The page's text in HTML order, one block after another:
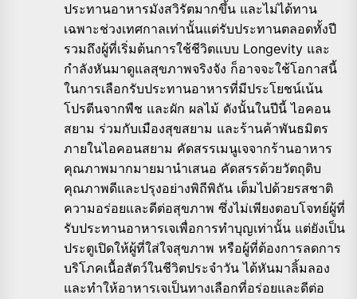
ประทานอาหารมังสวิรัตมากขึ้น และไม่ได้ทาน
เฉพาะช่วงเทศกาลเท่านั้นแต่รับประทานตลอดทั้งปี
รวมถึงผู้ที่เริ่มต้นการใช้ชีวิตแบบ Longevity และ
กำลังหันมาดูแลสุขภาพจริงจัง ก็อาจจะใช้โอกาสนี้
ในการเลือกรับประทานอาหารที่มีประโยชน์เน้น
โปรตีนจากพืช และผัก ผลไม้ ดังนั้นในปีนี้ ไอคอน
สยาม ร่วมกับเมืองสุขสยาม และร้านค้าพันธมิตร
ภายในไอคอนสยาม คัดสรรเมนูเจจากร้านอาหาร
คุณภาพมากมายมานำเสนอ คัดสรรด้วยวัตถุดิบ
คุณภาพดีและปรุงอย่างพิถีพิถัน เต็มไปด้วยรสชาติ
ความอร่อยและดีต่อสุขภาพ ซึ่งไม่เพียงตอบโจทย์ผู้ที่
รับประทานอาหารเจเพื่อการทำบุญเท่านั้น แต่ยังเป็น
ประตูเปิดให้ผู้ที่ใส่ใจสุขภาพ หรือผู้ที่ต้องการลดการ
บริโภคเนื้อสัตว์ในชีวิตประจำวัน ได้หันมาลิ้มลอง
และทำให้อาหารเจเป็นทางเลือกที่อร่อยและดีต่อ